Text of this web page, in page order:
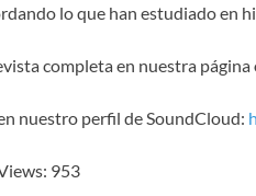
lo que han estudiado en
completa en nuestra página
nuestro perfil de SoundCloud:
953